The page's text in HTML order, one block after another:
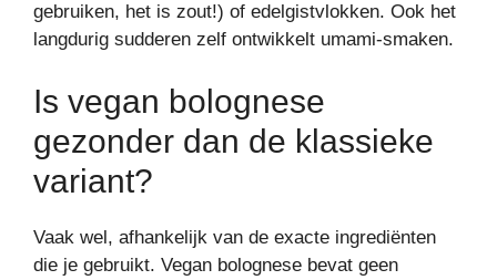
gebruiken, het is zout!) of edelgistvlokken. Ook het
langdurig sudderen zelf ontwikkelt umami-smaken.
Is vegan bolognese
gezonder dan de klassieke
variant?
Vaak wel, afhankelijk van de exacte ingrediënten
die je gebruikt. Vegan bolognese bevat geen